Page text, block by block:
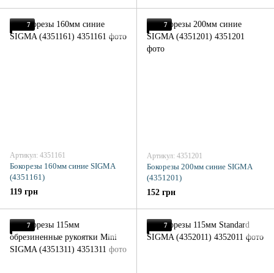
7
Артикул: 4351161
Бокорезы 160мм синие SIGMA
(4351161)
119 грн
7
Артикул: 4351201
Бокорезы 200мм синие SIGMA
(4351201)
152 грн
7 7